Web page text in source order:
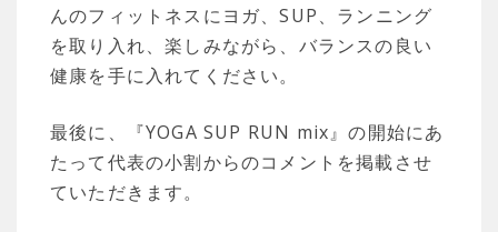
んのフィットネスにヨガ、SUP、ランニング
を取り入れ、楽しみながら、バランスの良い
健康を手に入れてください。
最後に、『YOGA SUP RUN mix』の開始にあ
たって代表の小割からのコメントを掲載させ
ていただきます。